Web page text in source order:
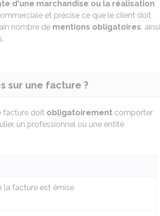
d'une marchandise ou la réalisation
et précise ce que le client doit
nombre de mentions obligatoires, ainsi
sur une facture ?
facture doit obligatoirement comporter
un professionnel ou une entité
la facture est émise